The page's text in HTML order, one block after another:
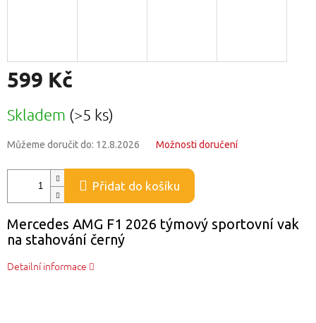
599 Kč
cena:
Skladem (>5 ks)
Můžeme doručit do: 12.8.2026 Možnosti doručení
Přidat do košíku
Mercedes AMG F1 2026 týmový sportovní vak
na stahování černý
Detailní informace